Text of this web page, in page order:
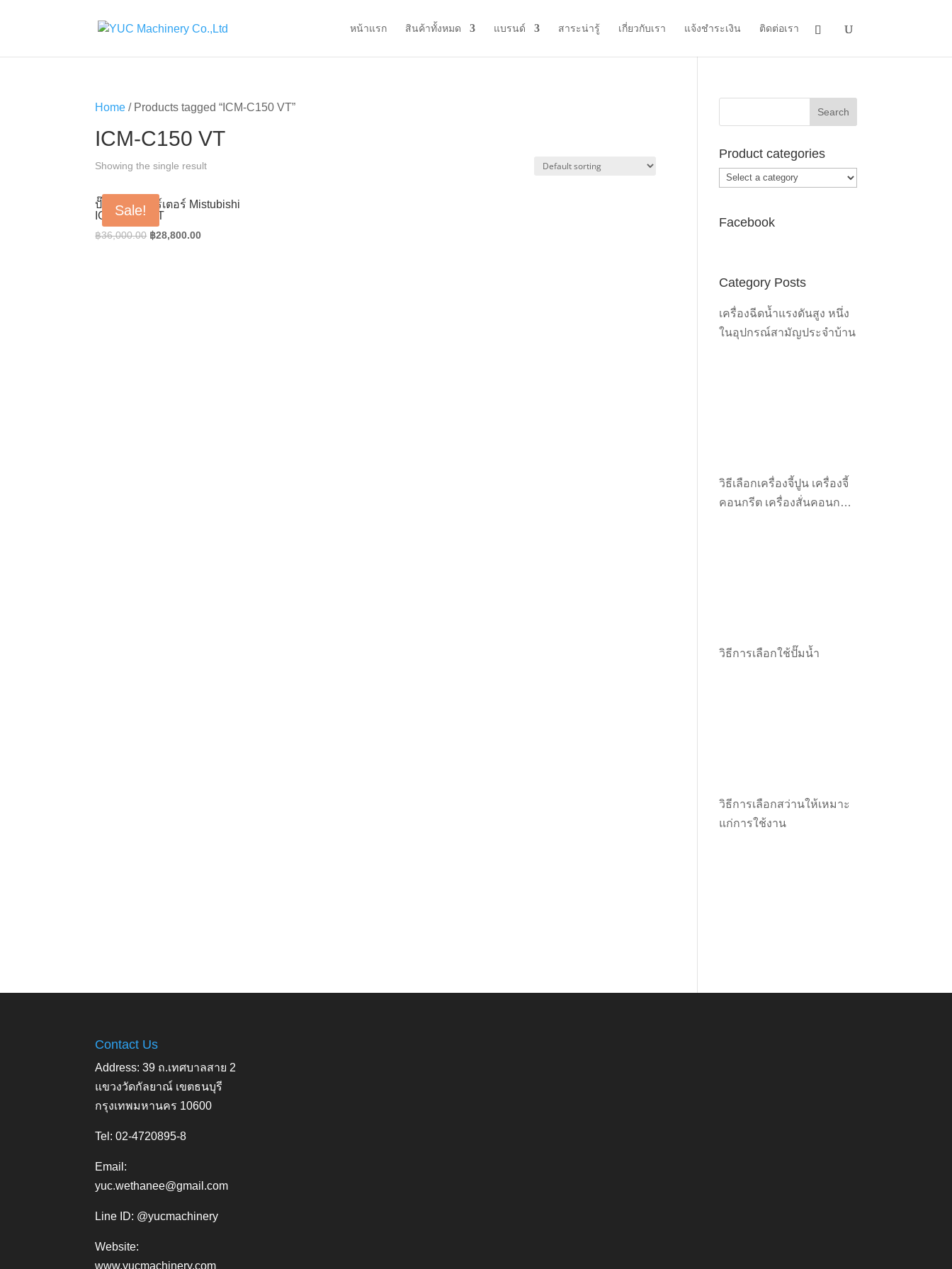
หน้าแรก สินค้าทั้งหมด แบรนด์ สาระน่ารู้ เกี่ยวกับเรา แจ้งชำระเงิน ติดต่อเรา
Home / Products tagged “ICM-C150 VT”
ICM-C150 VT
Showing the single result
Sale!
ปั๊มน้ำอินเวอร์เตอร์ Mistubishi
ICM-C150 VT
฿36,000.00 Original
฿28,800.00Current
Product categories
Facebook
Category Posts
เครื่องฉีดน้ำแรงดันสูง หนึ่ง
ในอุปกรณ์สามัญประจำบ้าน
วิธีเลือกเครื่องจี้ปูน เครื่องจี้
คอนกรีต เครื่องสั่นคอนกรีต
วิธีการเลือกใช้ปั๊มน้ำ
วิธีการเลือกสว่านให้เหมาะ
แก่การใช้งาน
Contact Us
Address: 39 ถ.เทศบาลสาย 2
แขวงวัดกัลยาณ์ เขตธนบุรี
กรุงเทพมหานคร 10600
Tel: 02-4720895-8
Email:
yuc.wethanee@gmail.com
Line ID: @yucmachinery
Website:
www.yucmachinery.com